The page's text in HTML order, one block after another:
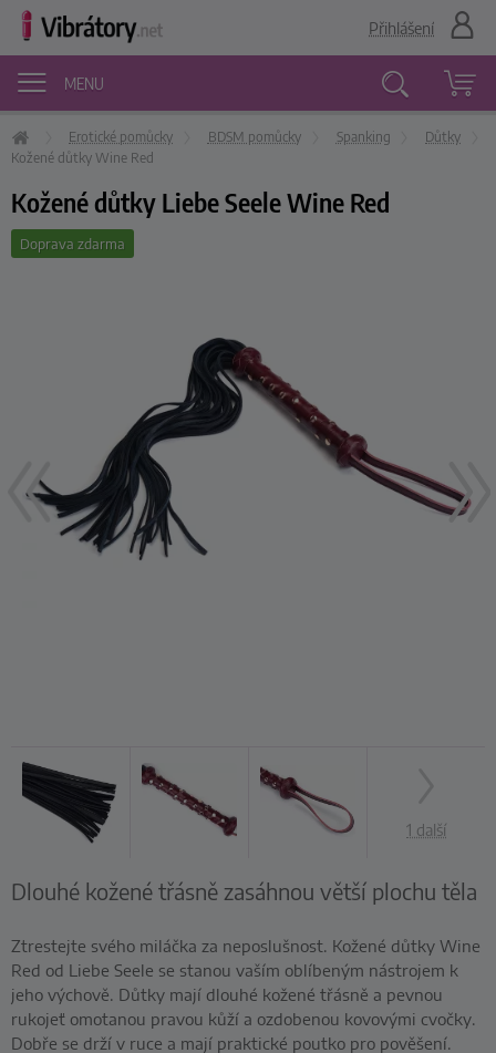
MENU
Vyhledávání
Přihlášení
Erotické pomůcky BDSM pomůcky Spanking
Důtky
Kožené důtky Wine Red
Kožené důtky Liebe Seele Wine Red
Doprava zdarma
1 další
Dlouhé kožené třásně zasáhnou větší plochu těla
Ztrestejte svého miláčka za neposlušnost. Kožené důtky Wine
Red od Liebe Seele se stanou vaším oblíbeným nástrojem k
jeho výchově. Důtky mají dlouhé kožené třásně a pevnou
rukojeť omotanou pravou kůží a ozdobenou kovovými cvočky.
Dobře se drží v ruce a mají praktické poutko pro pověšení.